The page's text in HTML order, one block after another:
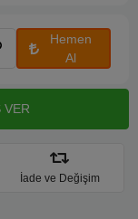
Hemen
Al
VER
İade ve Değişim